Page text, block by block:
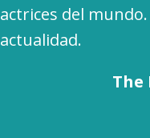
actrices del
actualidad.
The